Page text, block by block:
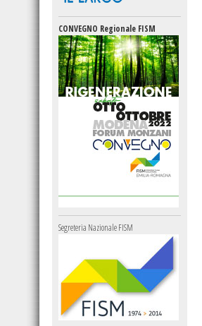
CONVEGNO Regionale FISM
Segreteria Nazionale FISM